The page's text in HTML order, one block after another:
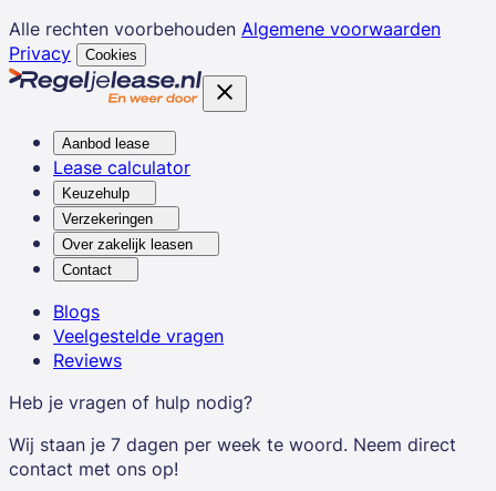
Alle rechten voorbehouden Algemene voorwaarden
Privacy
Cookies
Aanbod lease
Lease calculator
Keuzehulp
Verzekeringen
Over zakelijk leasen
Contact
Blogs
Veelgestelde vragen
Reviews
Heb je vragen of hulp nodig?
Wij staan je 7 dagen per week te woord. Neem direct
contact met ons op!